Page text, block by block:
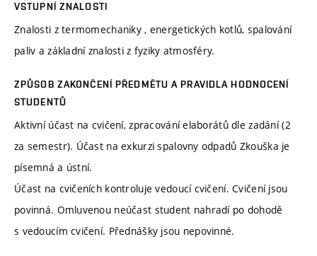
VSTUPNÍ ZNALOSTI
Znalosti z termomechaniky , energetických kotlů, spalování
paliv a základní znalosti z fyziky atmosféry.
ZPŮSOB ZAKONČENÍ PŘEDMĚTU A PRAVIDLA HODNOCENÍ
STUDENTŮ
Aktivní účast na cvičení, zpracování elaborátů dle zadání (2
za semestr). Účast na exkurzi spalovny odpadů Zkouška je
písemná a ústní.
Účast na cvičeních kontroluje vedoucí cvičení. Cvičení jsou
povinná. Omluvenou neúčast student nahradí po dohodě
s vedoucím cvičení. Přednášky jsou nepovinné.